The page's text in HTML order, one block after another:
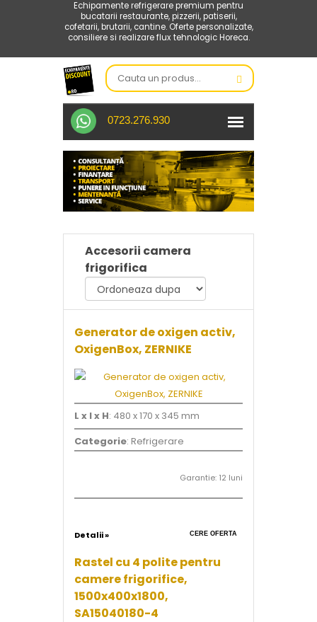
Echipamente refrigerare premium pentru
bucatarii restaurante, pizzerii, patiserii,
cofetarii, brutarii, cantine. Oferte personalizate,
consiliere si realizare flux tehnologic Horeca.
0723.276.930
Accesorii camera
frigorifica
Generator de oxigen activ,
OxigenBox, ZERNIKE
L x l x H: 480 x 170 x 345 mm
Categorie: Refrigerare
Garantie: 12 luni
Detalii » CERE OFERTA
Rastel cu 4 polite pentru
camere frigorifice,
1500x400x1800,
SA15040180-4